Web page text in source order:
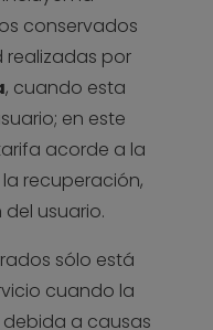
conservados
realizadas por
, cuando esta
en este
acorde a la
recuperación,
usuario.
sólo está
cuando la
a causas